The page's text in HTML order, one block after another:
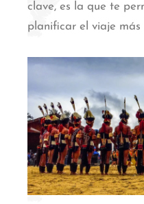
clave, es la que te
planificar el viaje